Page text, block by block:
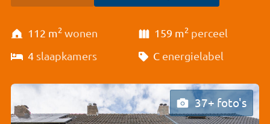
112 m2 wonen 159 m2 perceel
4 slaapkamers C energielabel
37+ foto's